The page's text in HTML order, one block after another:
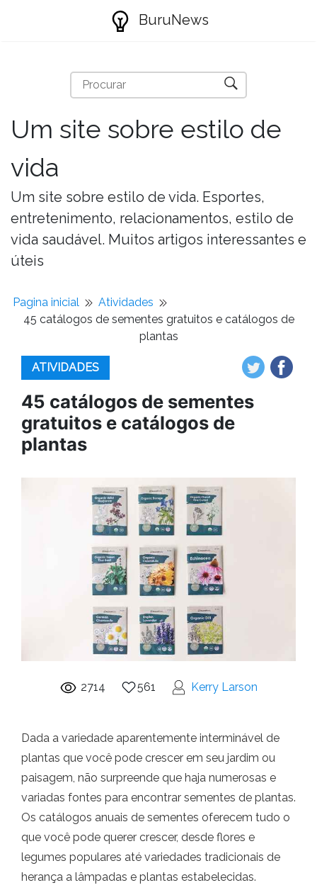
BuruNews
Um site sobre estilo de
vida
Um site sobre estilo de vida. Esportes,
entretenimento, relacionamentos, estilo de
vida saudável. Muitos artigos interessantes e
úteis
Pagina inicial
Atividades
45 catálogos de sementes gratuitos e catálogos de
plantas
ATIVIDADES
45 catálogos de sementes
gratuitos e catálogos de
plantas
2714 561 Kerry Larson
Dada a variedade aparentemente interminável de
plantas que você pode crescer em seu jardim ou
paisagem, não surpreende que haja numerosas e
variadas fontes para encontrar sementes de plantas.
Os catálogos anuais de sementes oferecem tudo o
que você pode querer crescer, desde flores e
legumes populares até variedades tradicionais de
herança a lâmpadas e plantas estabelecidas.